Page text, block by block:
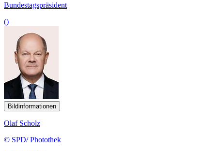
Bundestagspräsident
()
Bildinformationen
Olaf Scholz
© SPD/ Photothek